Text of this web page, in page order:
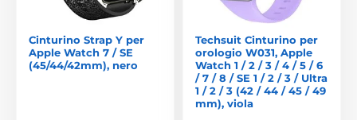
Cinturino Strap Y per
Apple Watch 7 / SE
(45/44/42mm), nero
Techsuit Cinturino per
orologio W031, Apple
Watch 1 / 2 / 3 / 4 / 5 / 6
/ 7 / 8 / SE 1 / 2 / 3 / Ultra
1 / 2 / 3 (42 / 44 / 45 / 49
mm), viola